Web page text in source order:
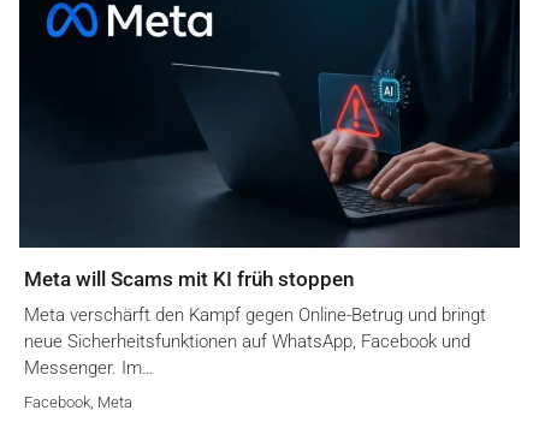
Meta will Scams mit KI früh stoppen
Meta verschärft den Kampf gegen Online-Betrug und bringt
neue Sicherheitsfunktionen auf WhatsApp, Facebook und
Messenger. Im…
Facebook, Meta